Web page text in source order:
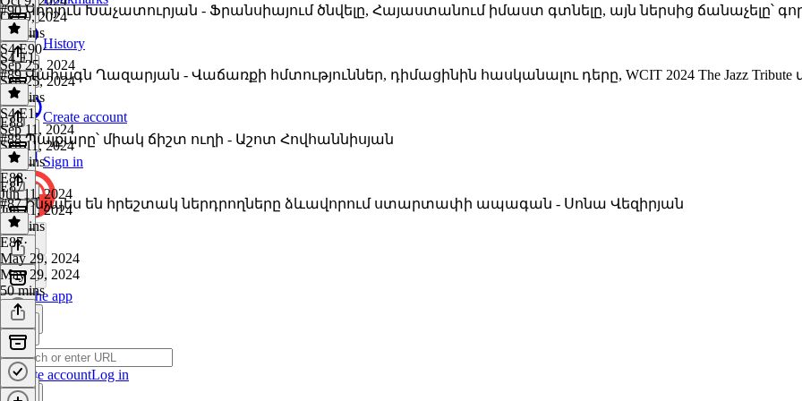
History
Create account
Sign in
Get the app
Create accountLog in
Oct 9, 2024
49 mins
#90 Կորյուն Խաչատուրյան - Ֆրանսիայում ծնվելը, Հայաստանում իմաստ գտնելը, այն ներսից ճանաչելը՝
S4 E90·
Sep 25, 2024
Sep 25, 2024
49 mins
S4 E1
#89 Վահագն Ղազարյան - Վաճառքի հմտություններ, դիմացինին հասկանալու դերը, WCIT 2024 The Jazz Tribute
S4 E1 ·
Sep 11, 2024
Sep 11, 2024
51 mins
E88
#88 Պայքարը՝ միակ ճիշտ ուղի - Աշոտ Հովհաննիսյան
E88·
Jun 11, 2024
Jun 11, 2024
51 mins
E87
#87 Ինչպես են հրեշտակ ներդրողները ձևավորում ստարտափի ապագան - Սոնա Վեզիրյան
E87·
May 29, 2024
May 29, 2024
50 mins